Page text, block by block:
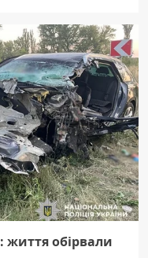
обірвали